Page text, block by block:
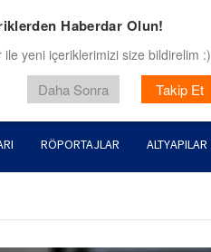
RÖPORTAJLAR ALTYAPILAR
Haberdar Olun!
ile yeni içeriklerimizi size bildirelim :)
Daha Sonra Takip Et